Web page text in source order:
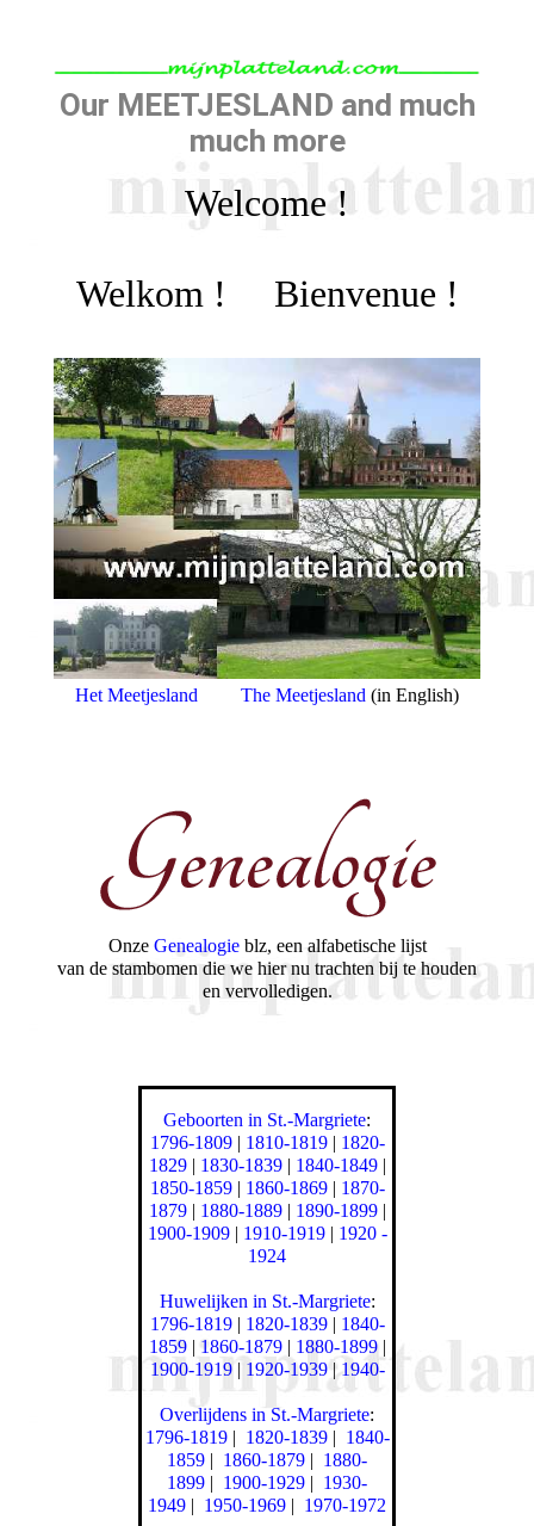
Our MEETJESLAND and much
much more
Welcome !
Welkom ! Bienvenue !
Het Meetjesland The Meetjesland (in English)
Onze Genealogieblz, een alfabetische lijst
van de stambomen die we hier nu trachten bij te houden
en vervolledigen.
Geboorten in St.-Margriete:
1796-1809| 1810-1819| 1820-
1829| 1830-1839| 1840-1849|
1850-1859| 1860-1869| 1870-
1879| 1880-1889| 1890-1899|
1900-1909| 1910-1919| 1920 -
1924
Huwelijken in St.-Margriete:
1796-1819| 1820-1839| 1840-
1859| 1860-1879| 1880-1899|
1900-1919| 1920-1939|1940-
Overlijdens in St.-Margriete:
1796-1819| 1820-1839| 1840-
1859 | 1860-1879 | 1880-
1899 | 1900-1929 | 1930-
1949 | 1950-1969 | 1970-1972